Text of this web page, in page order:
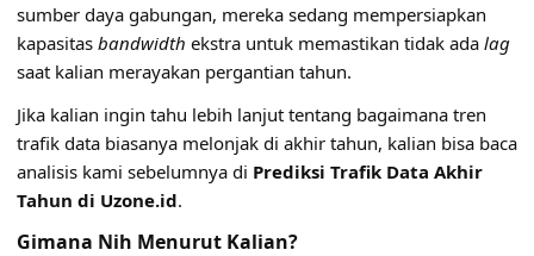
sumber daya gabungan, mereka sedang mempersiapkan
kapasitas bandwidth ekstra untuk memastikan tidak ada lag
saat kalian merayakan pergantian tahun.
Jika kalian ingin tahu lebih lanjut tentang bagaimana tren
trafik data biasanya melonjak di akhir tahun, kalian bisa baca
analisis kami sebelumnya di Prediksi Trafik Data Akhir
Tahun di Uzone.id.
Gimana Nih Menurut Kalian?